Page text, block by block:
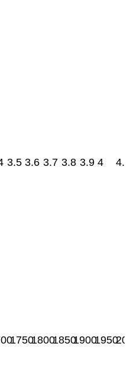
3.5 3.6 3.7 3.8 3.9 4 4.1
17501800185019001950